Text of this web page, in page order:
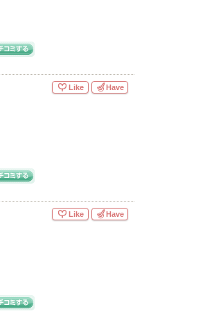
Like Have
Like Have